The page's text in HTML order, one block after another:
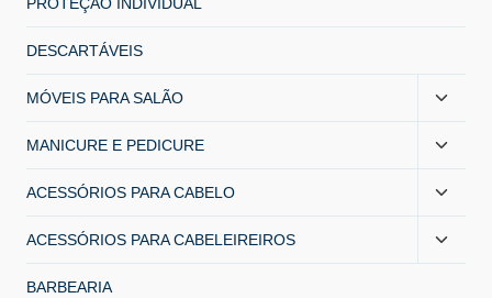
DESCARTÁVEIS
MÓVEIS PARA SALÃO
MANICURE E PEDICURE
ACESSÓRIOS PARA CABELO
ACESSÓRIOS PARA CABELEIREIROS
BARBEARIA